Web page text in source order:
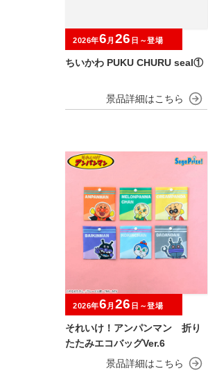
ちいかわ PUKU CHURU seal①
2026年6 月 26 日～登場
それいけ！アンパンマン 折り
たたみエコバッグVer.6
2026年6 月 26 日～登場